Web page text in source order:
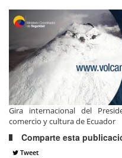
Gira internacional del
comercio y cultura de Ecuador
Comparte esta
Tweet